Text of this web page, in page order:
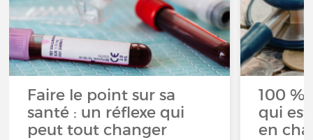
Faire le point sur sa
santé : un réflexe qui
peut tout changer
100 %
qui
en